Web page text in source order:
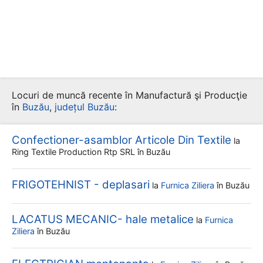
Locuri de muncă recente în Manufactură şi Producţie
în Buzău, județul Buzău:
Confectioner-asamblor Articole Din Textile la
Ring Textile Production Rtp SRL în Buzău
FRIGOTEHNIST - deplasari la Furnica Ziliera în Buzău
LACATUS MECANIC- hale metalice la Furnica
Ziliera în Buzău